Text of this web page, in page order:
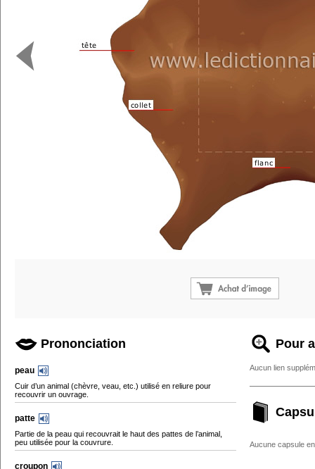
Prononciation
peau
Cuir d’un animal (chèvre, veau, etc.) utilisé en reliure pour
recouvrir un ouvrage.
patte
Partie de la peau qui recouvrait le haut des pattes de l’animal,
peu utilisée pour la couvrure.
croupon
Pour
Aucun lien
Aucune capsule